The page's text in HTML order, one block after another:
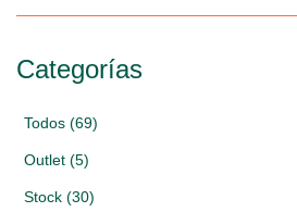
Categorías
Todos (69)
Outlet (5)
Stock (30)